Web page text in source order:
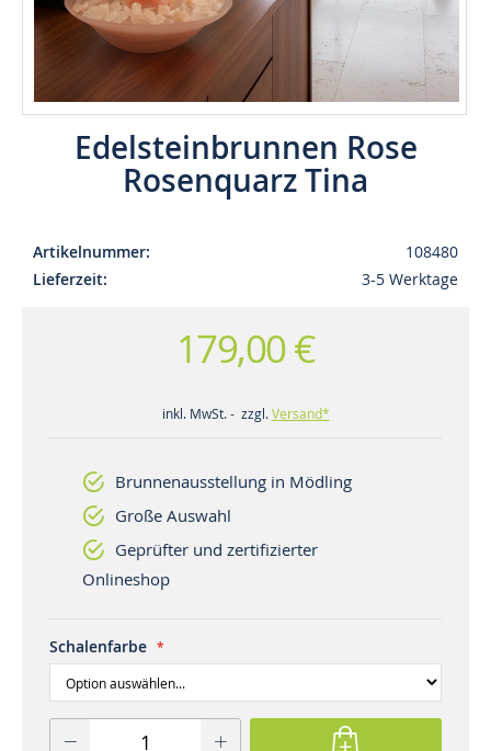
Edelsteinbrunnen Rose
Rosenquarz Tina
Artikelnummer
108480
Lieferzeit
3-5 Werktage
179,00 €
inkl. MwSt. - zzgl.Versand*
Brunnenausstellung in Mödling
Große Auswahl
Geprüfter und zertifizierter
Onlineshop
Schalenfarbe